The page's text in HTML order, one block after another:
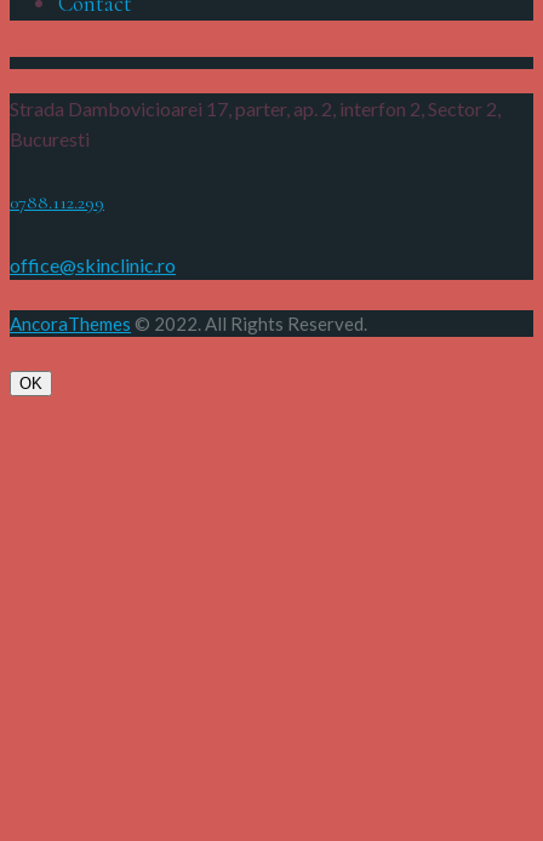
Strada Dambovicioarei 17, parter, ap. 2, interfon 2,Sector 2,
Bucuresti
0788.112.299
office@skinclinic.ro
AncoraThemes © 2022. All Rights Reserved.
OK